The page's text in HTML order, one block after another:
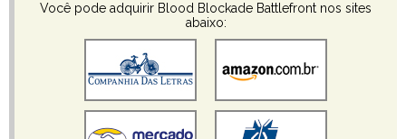
Você pode adquirir Blood Blockade Battlefront nos sites
abaixo: